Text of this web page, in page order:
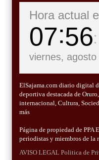
Hora actual
07 56
viernes,
ElSajama.com diario digital
deportiva destacada de
internacional, Cultura,
más
Página de propiedad de PPA
periodistas y miembros de la
AVISO LEGAL Politica de